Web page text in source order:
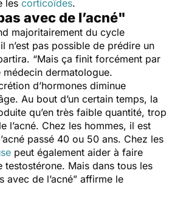
les corticoïdes.
avec de l’acné"
majoritairement du cycle
n’est pas possible de prédire un
“Mais ça finit forcément par
médecin dermatologue.
d’hormones diminue
Au bout d’un certain temps, la
qu’en très faible quantité, trop
l’acné. Chez les hommes, il est
passé 40 ou 50 ans. Chez les
peut également aider à faire
testostérone. Mais dans tous les
avec de l’acné” affirme le